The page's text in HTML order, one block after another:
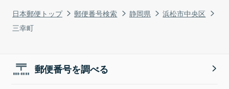
日本郵便トップ 郵便番号検索 静岡県
浜松市中央区
三幸町
郵便番号を調べる